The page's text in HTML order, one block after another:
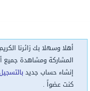
أهلا وسهلا بك زائرنا
المشاركة ومشاهدة جميع
إنشاء حساب جديد
كنت عضواً .